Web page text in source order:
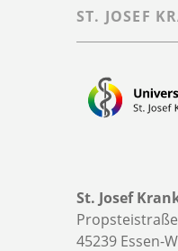
ST. JOSEF
St. Josef
45239 Essen-